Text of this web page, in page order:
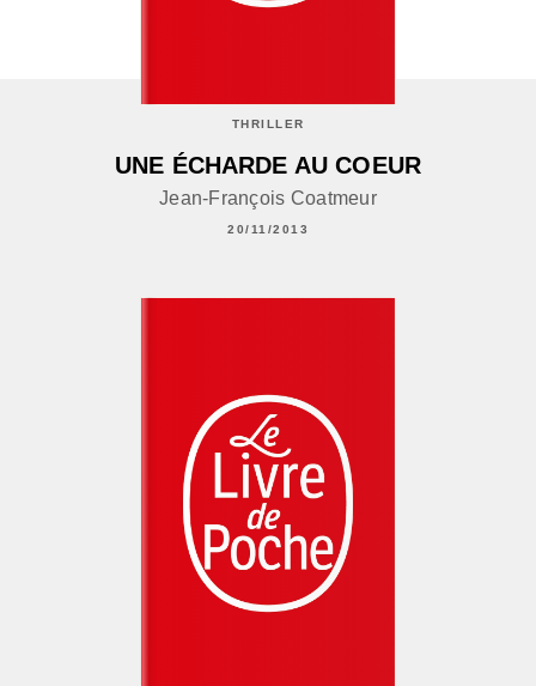
THRILLER
UNE ÉCHARDE AU COEUR
Jean-François Coatmeur
20/11/2013